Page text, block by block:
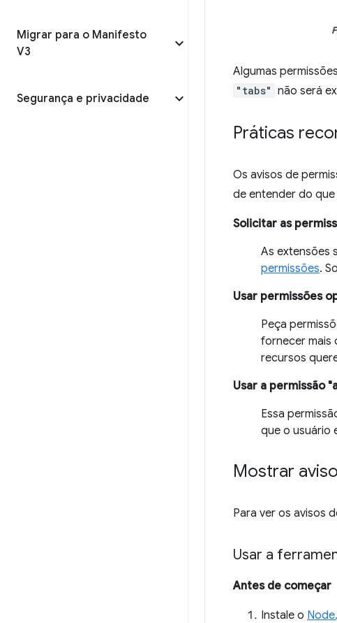
Migrar para o Manifesto
V3
Segurança e privacidade
Algumas
"tabs" não será
Práticas
Os avisos de
de entender do que
Solicitar as
As extensões
permissões.
Usar permissões
Peça
fornecer mais
recursos
Usar a permissão
Essa
que o usuário
Mostrar
Para ver os avisos
Usar a
Antes de começar
Instale o